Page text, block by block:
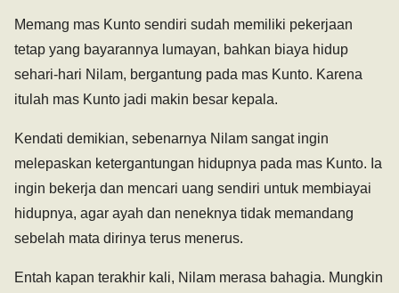
Memang mas Kunto sendiri sudah memiliki pekerjaan
tetap yang bayarannya lumayan, bahkan biaya hidup
sehari-hari Nilam, bergantung pada mas Kunto. Karena
itulah mas Kunto jadi makin besar kepala.
Kendati demikian, sebenarnya Nilam sangat ingin
melepaskan ketergantungan hidupnya pada mas Kunto. Ia
ingin bekerja dan mencari uang sendiri untuk membiayai
hidupnya, agar ayah dan neneknya tidak memandang
sebelah mata dirinya terus menerus.
Entah kapan terakhir kali, Nilam merasa bahagia. Mungkin